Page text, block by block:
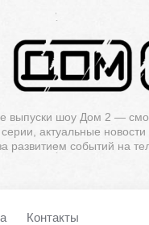
выпуски шоу Дом 2 —
актуальные
развитием событий на
Контакты